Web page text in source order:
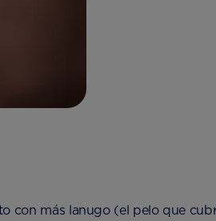
con más lanugo (el pelo que